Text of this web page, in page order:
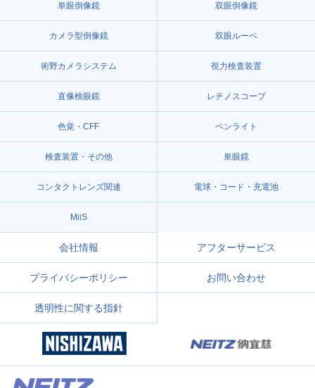
単眼倒像鏡 双眼倒像鏡
カメラ型倒像鏡 双眼ルーペ
術野カメラシステム 視力検査装置
直像検眼鏡 レチノスコープ
色覚・CFF ペンライト
検査装置・その他 単眼鏡
コンタクトレンズ関連 電球・コード・充電池
MiiS
会社情報 アフターサービス
プライバシーポリシー お問い合わせ
透明性に関する指針